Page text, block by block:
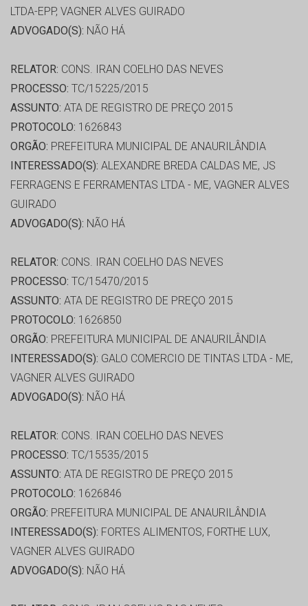
LTDA-EPP, VAGNER ALVES GUIRADO
ADVOGADO(S): NÃO HÁ
RELATOR: CONS. IRAN COELHO DAS NEVES
PROCESSO: TC/15225/2015
ASSUNTO: ATA DE REGISTRO DE PREÇO 2015
PROTOCOLO: 1626843
ORGÃO: PREFEITURA MUNICIPAL DE ANAURILÂNDIA
INTERESSADO(S): ALEXANDRE BREDA CALDAS ME, JS
FERRAGENS E FERRAMENTAS LTDA - ME, VAGNER ALVES
GUIRADO
ADVOGADO(S): NÃO HÁ
RELATOR: CONS. IRAN COELHO DAS NEVES
PROCESSO: TC/15470/2015
ASSUNTO: ATA DE REGISTRO DE PREÇO 2015
PROTOCOLO: 1626850
ORGÃO: PREFEITURA MUNICIPAL DE ANAURILÂNDIA
INTERESSADO(S): GALO COMERCIO DE TINTAS LTDA - ME,
VAGNER ALVES GUIRADO
ADVOGADO(S): NÃO HÁ
RELATOR: CONS. IRAN COELHO DAS NEVES
PROCESSO: TC/15535/2015
ASSUNTO: ATA DE REGISTRO DE PREÇO 2015
PROTOCOLO: 1626846
ORGÃO: PREFEITURA MUNICIPAL DE ANAURILÂNDIA
INTERESSADO(S): FORTES ALIMENTOS, FORTHE LUX,
VAGNER ALVES GUIRADO
ADVOGADO(S): NÃO HÁ